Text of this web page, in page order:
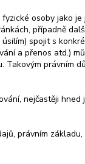
osoby jako
případně
spojit s
a přenos atd.)
právním
nejčastěji
právním